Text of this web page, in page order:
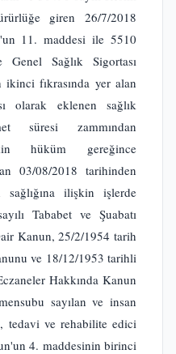
giren 26/7/2018
11. maddesi ile 5510
Genel Sağlık Sigortası
fıkrasında yer alan
olarak eklenen sağlık
süresi zammından
hüküm gereğince
03/08/2018 tarihinden
ilişkin işlerde
Tababet ve Şuabatı
Kanun, 25/2/1954 tarih
ve 18/12/1953 tarihli
Hakkında Kanun
sayılan ve insan
tedavi ve rehabilite edici
4. maddesinin birinci